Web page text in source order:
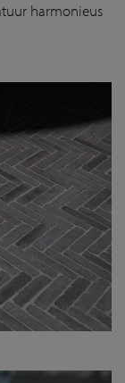
harmonieus